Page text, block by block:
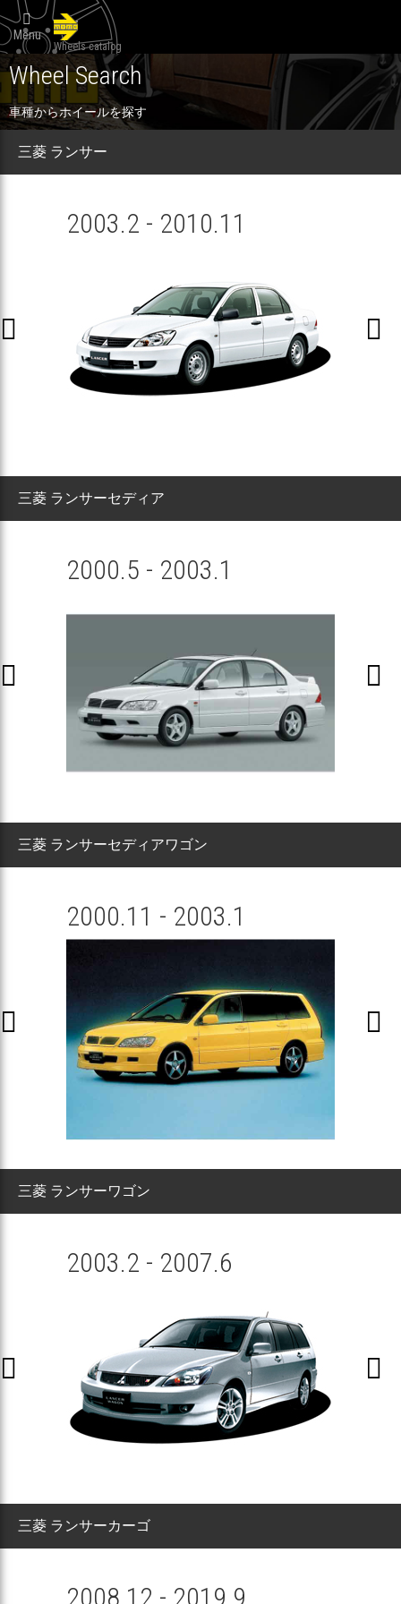
Wheels catalog

Menu
Wheel Search
車種からホイールを探す
三菱 ランサー
2003.2 - 2010.11
 
三菱 ランサーセディア
2000.5 - 2003.1
 
三菱 ランサーセディアワゴン
2000.11 - 2003.1
 
三菱 ランサーワゴン
2003.2 - 2007.6
 
三菱 ランサーカーゴ
2008.12 - 2019.9